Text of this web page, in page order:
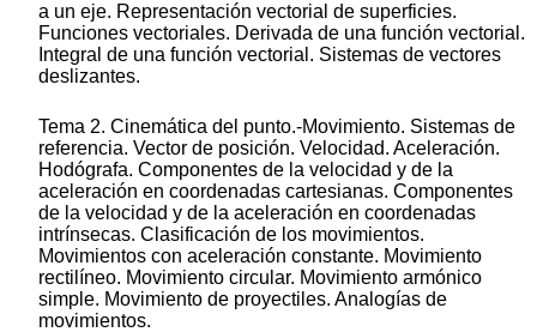
a un eje. Representación vectorial de superficies.
Funciones vectoriales. Derivada de una función vectorial.
Integral de una función vectorial. Sistemas de vectores
deslizantes.
Tema 2. Cinemática del punto.-Movimiento. Sistemas de
referencia. Vector de posición. Velocidad. Aceleración.
Hodógrafa. Componentes de la velocidad y de la
aceleración en coordenadas cartesianas. Componentes
de la velocidad y de la aceleración en coordenadas
intrínsecas. Clasificación de los movimientos.
Movimientos con aceleración constante. Movimiento
rectilíneo. Movimiento circular. Movimiento armónico
simple. Movimiento de proyectiles. Analogías de
movimientos.